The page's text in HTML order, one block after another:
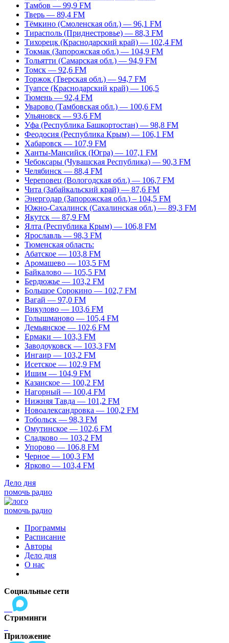
Тамбов — 99,9 FM
Тверь — 89,4 FM
Тёмкино (Смоленская обл.) — 96,1 FM
Тирасполь (Приднестровье) — 88,3 FM
Тихорецк (Краснодарский край) — 102,4 FM
Токмак (Запорожская обл.) — 104,9 FM
Тольятти (Самарская обл.) — 94,9 FM
Томск — 92,6 FM
Торжок (Тверская обл.) — 94,7 FM
Туапсе (Краснодарский край) — 106,5
Тюмень — 92,4 FM
Уварово (Тамбовская обл.) — 100,6 FM
Ульяновск — 93,6 FM
Уфа (Республика Башкортостан) — 98,8 FM
Феодосия (Республика Крым) — 106,1 FM
Хабаровск — 107,9 FM
Ханты-Мансийск (Югра) — 107,1 FM
Чебоксары (Чувашская Республика) — 90,3 FM
Челябинск — 88,4 FM
Череповец (Вологодская обл.) — 106,7 FM
Чита (Забайкальский край) — 87,6 FM
Энергодар (Запорожская обл.) – 104,5 FM
Южно-Сахалинск (Сахалинская обл.) — 89,3 FM
Якутск — 87,9 FM
Ялта (Республика Крым) — 106,8 FM
Ярославль — 98,3 FM
Тюменская область:
Абатское — 103,8 FM
Аромашево — 103,5 FM
Байкалово — 105,5 FM
Бердюжье — 103,2 FM
Большое Сорокино — 102,7 FM
Вагай — 97,0 FM
Викулово — 103,6 FM
Голышманово — 105,4 FM
Демьянское — 102,6 FM
Ермаки — 103,3 FM
Заводоуковск — 103,3 FM
Ингаир — 103,2 FM
Исетское — 102,9 FM
Ишим — 104,9 FM
Казанское — 100,2 FM
Нагорный — 100,4 FM
Нижняя Тавда — 101,2 FM
Новоалександровка — 100,2 FM
Тобольск — 98,3 FM
Омутинское — 102,6 FM
Сладково — 103,2 FM
Упорово — 106,8 FM
Черное — 100,3 FM
Ярково — 103,4 FM
Дело дня
помочь радио
помочь радио
Программы
Расписание
Авторы
Дело дня
О нас
Социальные сети
Стриминги
Приложение